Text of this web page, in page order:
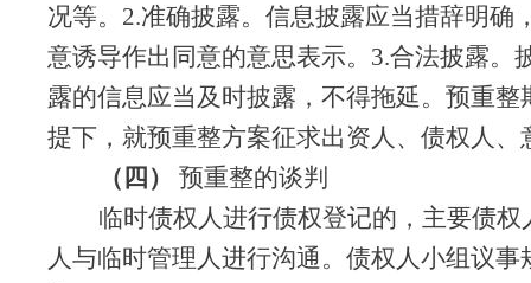
况等。2.准确披露。信息披露应当措辞明
意诱导作出同意的意思表示。3.合法披露。
露的信息应当及时披露，不得拖延。 预重整
提下，就预重整方案征求出资人、债权人
（四） 预重整的谈判
临时债权人进行债权登记的，主要债
人与临时管理人进行沟通。债权人小组议